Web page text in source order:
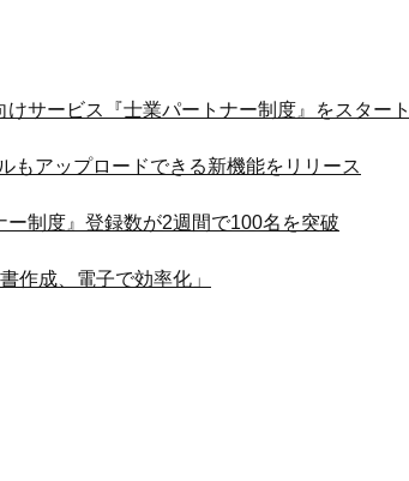
サービス『士業パートナー制度』をスタート
もアップロードできる新機能をリリース
制度』登録数が2週間で100名を突破
作成、電子で効率化」